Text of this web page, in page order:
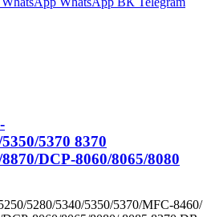
5370 8370
DCP-8060/8065/8080
5280/5340/5350/5370/MFC-8460/